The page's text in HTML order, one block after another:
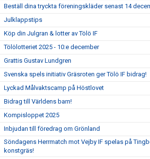
Beställ dina tryckta föreningskläder senast 14
Julklappstips
Köp din Julgran & lotter av Tölö IF
Tölölotteriet 2025 - 10:e december
Grattis Gustav Lundgren
Svenska spels initiativ Gräsroten ger Tölö IF bidrag!
Lyckad Målvaktscamp på Höstlovet
Bidrag till Världens barn!
Kompisloppet 2025
Inbjudan till föredrag om Grönland
Söndagens Herrmatch mot Vejby IF spelas på
konstgräs!